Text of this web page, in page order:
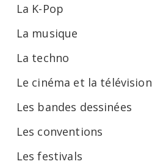
La K-Pop
La musique
La techno
Le cinéma et la télévision
Les bandes dessinées
Les conventions
Les festivals